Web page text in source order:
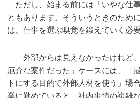
ただし、始まる前には「いやな仕
ともあります。そういうときのため
は、仕事を選ぶ嗅覚を鍛えていく必
「外部からは見えなかったけれど
厄介な案件だった」ケースには、「
トにする目的で外部人材を使う」場
業に勤めていると、社内事情の複雑